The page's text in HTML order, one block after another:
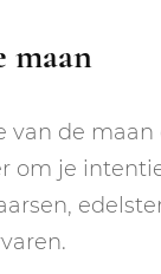
maan
van de
om je